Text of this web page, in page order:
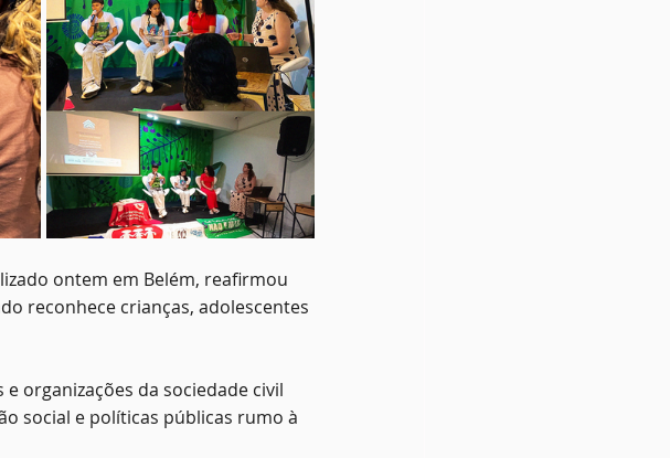
ontem em Belém, reafirmou
reconhece crianças, adolescentes
organizações da sociedade civil
social e políticas públicas rumo à